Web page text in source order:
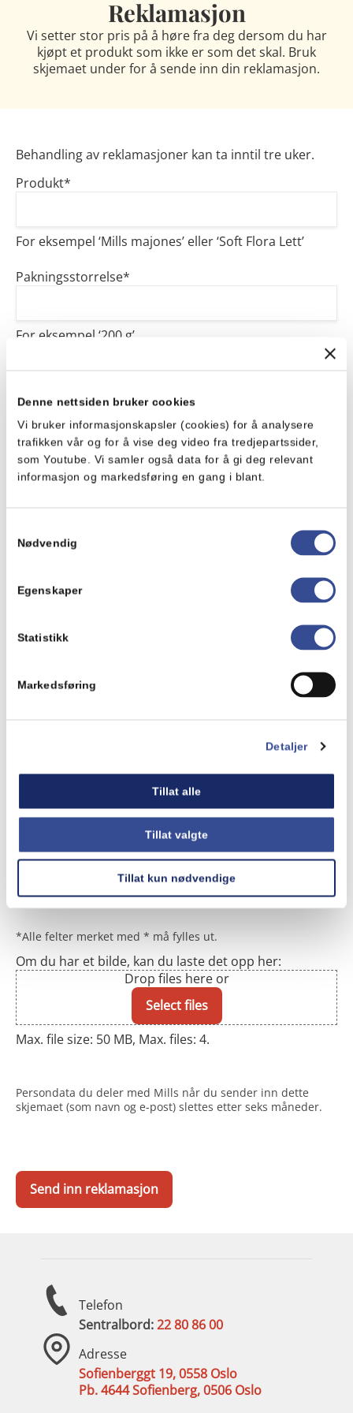
Denne nettsiden bruker cookies
Vi bruker informasjonskapsler (cookies) for å analysere
trafikken vår og for å vise deg video fra tredjepartssider,
som Youtube. Vi samler også data for å gi deg relevant
informasjon og markedsføring en gang i blant.
Nødvendig
Egenskaper
Statistikk
Markedsføring
Detaljer
Tillat alle
Tillat valgte
Tillat kun nødvendige
Reklamasjon
Vi setter stor pris på å høre fra deg dersom du har
kjøpt et produkt som ikke er som det skal. Bruk
skjemaet under for å sende inn din reklamasjon.
Behandling av reklamasjoner kan ta inntil tre uker.
Produkt*
For eksempel ‘Mills majones’ eller ‘Soft Flora Lett’
Pakningsstorrelse*
For eksempel ‘200 g’
dd.mm.åååå og for eksempel L261115 eller 01B 14:38
Hva var galt med produktet?
Telefonnummer*
*Alle felter merket med * må fylles ut.
Om du har et bilde, kan du laste det opp her:
Drop files here or
Select files
Max. file size: 50 MB, Max. files: 4.
Persondata du deler med Mills når du sender inn dette
skjemaet (som navn og e-post) slettes etter seks måneder.
Telefon
Sentralbord:22 80 86 00
Adresse
Sofienberggt 19, 0558 Oslo
Pb. 4644 Sofienberg, 0506 Oslo